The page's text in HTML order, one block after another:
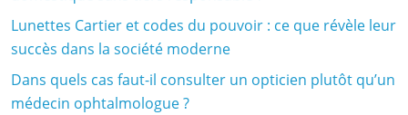
Lunettes Cartier et codes du pouvoir : ce que révèle leur
succès dans la société moderne
Dans quels cas faut-il consulter un opticien plutôt qu’un
médecin ophtalmologue ?